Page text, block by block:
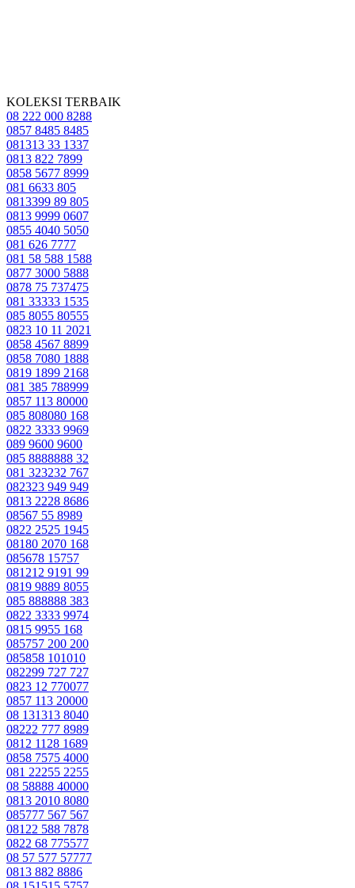
KOLEKSI TERBAIK
08 222 000 8288
0857 8485 8485
081313 33 1337
0813 822 7899
0858 5677 8999
081 6633 805
0813399 89 805
0813 9999 0607
0855 4040 5050
081 626 7777
081 58 588 1588
0877 3000 5888
0878 75 737475
081 33333 1535
085 8055 80555
0823 10 11 2021
0858 4567 8899
0858 7080 1888
0819 1899 2168
081 385 788999
0857 113 80000
085 808080 168
0822 3333 9969
089 9600 9600
085 8888888 32
081 323232 767
082323 949 949
0813 2228 8686
08567 55 8989
0822 2525 1945
08180 2070 168
085678 15757
081212 9191 99
0819 9889 8055
085 888888 383
0822 3333 9974
0815 9955 168
085757 200 200
085858 101010
082299 727 727
0823 12 770077
0857 113 20000
08 131313 8040
08222 777 8989
0812 1128 1689
0858 7575 4000
081 22255 2255
08 58888 40000
0813 2010 8080
085777 567 567
08122 588 7878
0822 68 775577
08 57 577 57777
0813 882 8886